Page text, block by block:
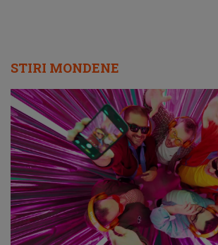
STIRI MONDENE